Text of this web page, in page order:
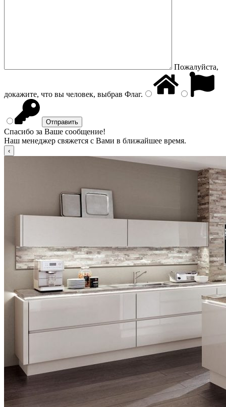
Пожалуйста,
докажите, что вы человек, выбрав Флаг.
Спасибо за Ваше сообщение!
Наш менеджер свяжется с Вами в ближайшее время.